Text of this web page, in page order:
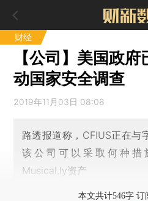
财经
【公司】美国政
动国家安全调查
2019年11月03日 08:08
路透报道称，CFIUS正在与
该公司可以采取何种措
Musical.ly资产
本文共计546字 订